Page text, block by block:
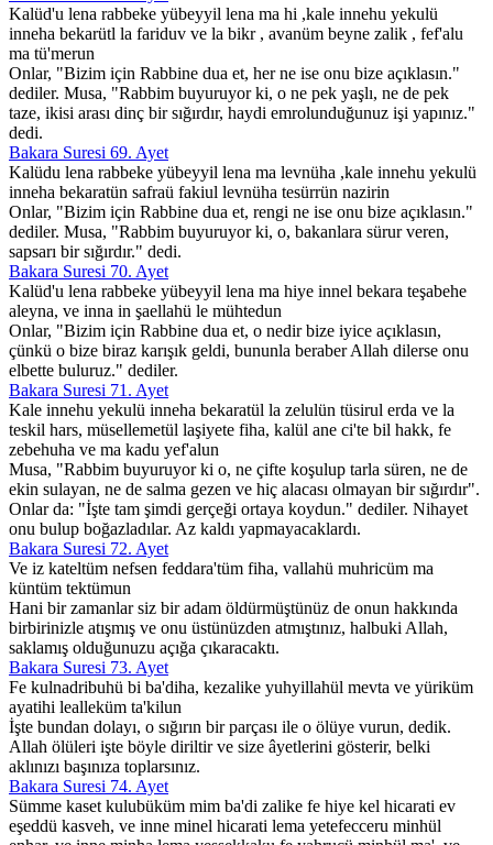
Kalüd'u lena rabbeke yübeyyil lena ma hi ,kale innehu yekulü
inneha bekarütl la fariduv ve la bikr , avanüm beyne zalik , fef'alu
ma tü'merun
Onlar, "Bizim için Rabbine dua et, her ne ise onu bize açıklasın."
dediler. Musa, "Rabbim buyuruyor ki, o ne pek yaşlı, ne de pek
taze, ikisi arası dinç bir sığırdır, haydi emrolunduğunuz işi yapınız."
dedi.
Bakara Suresi 69. Ayet
Kalüdu lena rabbeke yübeyyil lena ma levnüha ,kale innehu yekulü
inneha bekaratün safraü fakiul levnüha tesürrün nazirin
Onlar, "Bizim için Rabbine dua et, rengi ne ise onu bize açıklasın."
dediler. Musa, "Rabbim buyuruyor ki, o, bakanlara sürur veren,
sapsarı bir sığırdır." dedi.
Bakara Suresi 70. Ayet
Kalüd'u lena rabbeke yübeyyil lena ma hiye innel bekara teşabehe
aleyna, ve inna in şaellahü le mühtedun
Onlar, "Bizim için Rabbine dua et, o nedir bize iyice açıklasın,
çünkü o bize biraz karışık geldi, bununla beraber Allah dilerse onu
elbette buluruz." dediler.
Bakara Suresi 71. Ayet
Kale innehu yekulü inneha bekaratül la zelulün tüsirul erda ve la
teskil hars, müsellemetül laşiyete fiha, kalül ane ci'te bil hakk, fe
zebehuha ve ma kadu yef'alun
Musa, "Rabbim buyuruyor ki o, ne çifte koşulup tarla süren, ne de
ekin sulayan, ne de salma gezen ve hiç alacası olmayan bir sığırdır".
Onlar da: "İşte tam şimdi gerçeği ortaya koydun." dediler. Nihayet
onu bulup boğazladılar. Az kaldı yapmayacaklardı.
Bakara Suresi 72. Ayet
Ve iz kateltüm nefsen feddara'tüm fiha, vallahü muhricüm ma
küntüm tektümun
Hani bir zamanlar siz bir adam öldürmüştünüz de onun hakkında
birbirinizle atışmış ve onu üstünüzden atmıştınız, halbuki Allah,
saklamış olduğunuzu açığa çıkaracaktı.
Bakara Suresi 73. Ayet
Fe kulnadribuhü bi ba'diha, kezalike yuhyillahül mevta ve yüriküm
ayatihi lealleküm ta'kilun
İşte bundan dolayı, o sığırın bir parçası ile o ölüye vurun, dedik.
Allah ölüleri işte böyle diriltir ve size âyetlerini gösterir, belki
aklınızı başınıza toplarsınız.
Bakara Suresi 74. Ayet
Sümme kaset kulubüküm mim ba'di zalike fe hiye kel hicarati ev
eşeddü kasveh, ve inne minel hicarati lema yetefecceru minhül